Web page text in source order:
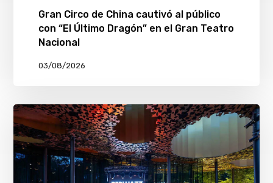
Gran Circo de China cautivó al público
con “El Último Dragón” en el Gran Teatro
Nacional
03/08/2026